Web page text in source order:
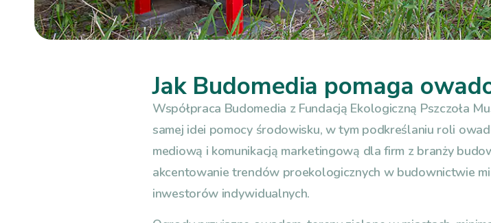
Jak Budomedia pomaga
Współpraca Budomedia z Fundacją Ekologiczną Pszczoła
samej idei pomocy środowisku, w tym podkreślaniu roli
mediową i komunikacją marketingową dla firm z branży
akcentowanie trendów proekologicznych w budownictwie
inwestorów indywidualnych.